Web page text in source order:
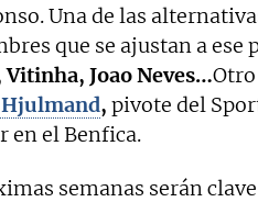
Una de las
que se ajustan a ese
Joao Neves…
, pivote del
en el Benfica.
semanas serán